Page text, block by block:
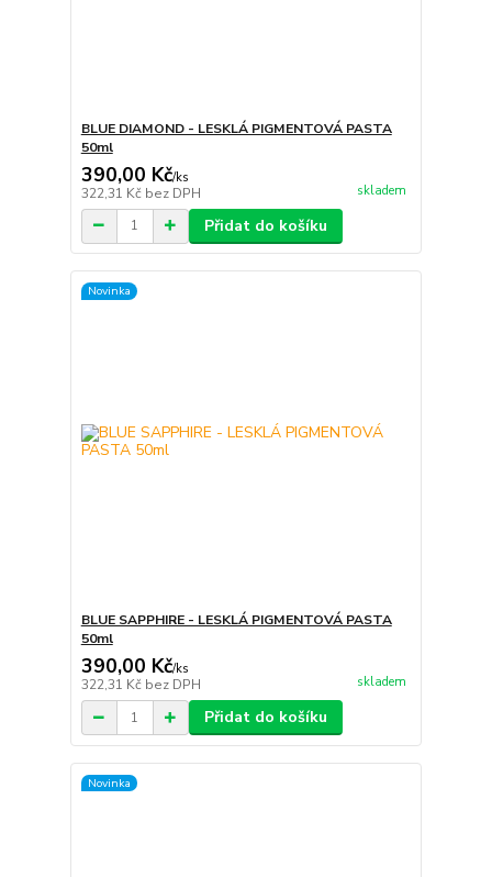
BLUE DIAMOND - LESKLÁ PIGMENTOVÁ PASTA
50ml
390,00 Kč/ks
322,31 Kč bez DPH skladem
Přidat do košíku
Novinka
BLUE SAPPHIRE - LESKLÁ PIGMENTOVÁ PASTA
50ml
390,00 Kč/ks
322,31 Kč bez DPH skladem
Přidat do košíku
Novinka